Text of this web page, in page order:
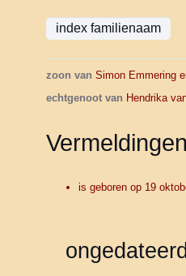
zoon van Simon Emmering
echtgenoot van Hendrika
Vermeldingen
is geboren op 19
ongedateerd